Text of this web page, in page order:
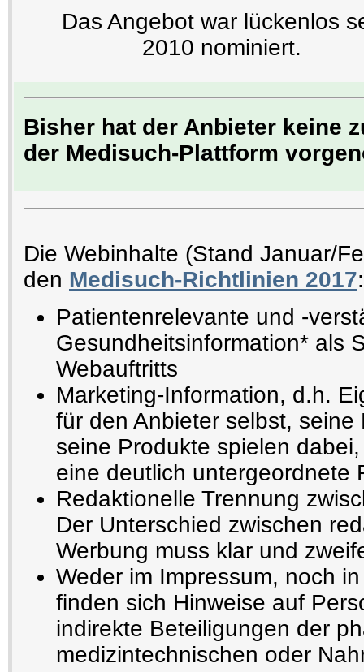
Das Angebot war lückenlos
2010 nominiert.
Bisher hat der Anbieter keine
der Medisuch-Plattform
Die Webinhalte (Stand Januar/
den Medisuch-Richtlinien 2017:
Patientenrelevante und -
Gesundheitsinformation* als
Webauftritts
Marketing-Information, d.h.
für den Anbieter selbst,
seine Produkte spielen
eine deutlich untergeordnete
Redaktionelle Trennung
Der Unterschied zwischen
Werbung muss klar und
Weder im Impressum, noch
finden sich Hinweise auf
indirekte Beteiligungen der
medizintechnischen oder